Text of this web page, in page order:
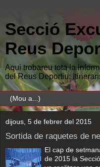
Secció
Reus
Aqui trobareu tota la
del Reus Deportiu:
dijous, 5 de febrer del 2015
Sortida de raquetes de
El cap de
de 2015 la